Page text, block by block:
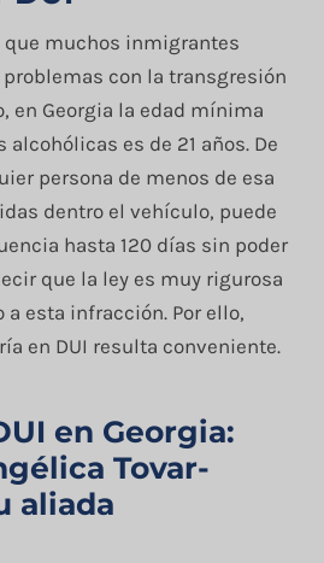
que muchos inmigrantes
con la transgresión
en Georgia la edad mínima
es de 21 años. De
persona de menos de esa
dentro el vehículo, puede
hasta 120 días sin poder
que la ley es muy rigurosa
a esta infracción. Por ello,
en DUI resulta conveniente.
en Georgia:
Tovar-
aliada